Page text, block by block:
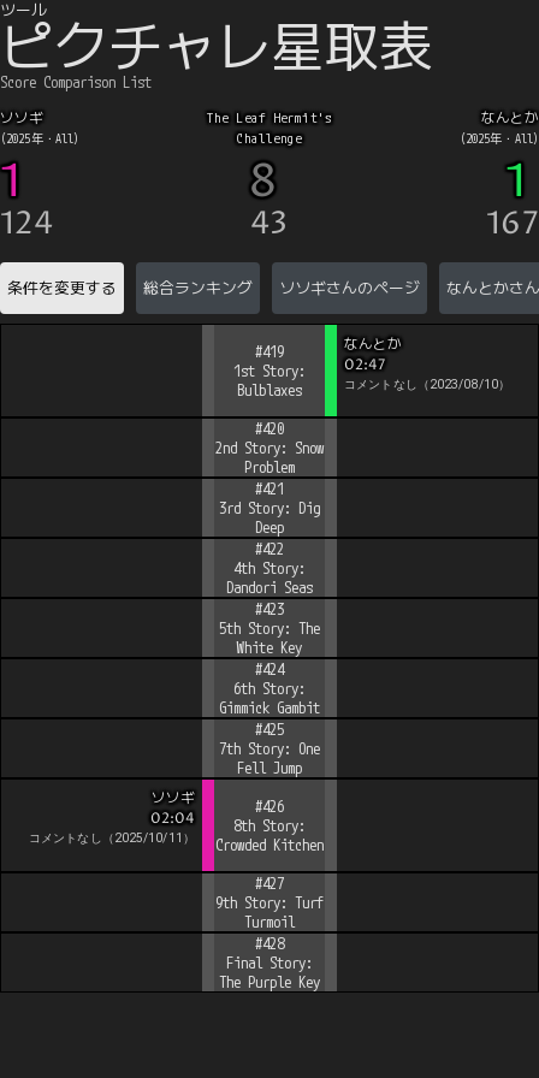
ツール
ピクチャレ星取表
Score Comparison List
ソソギ
(2025年・ All )
The Leaf Hermit's
Challenge
なんとか
(2025年・ All )
1
124
8
43
1
167
条件を変更する 総合ランキング ソソギさんのページ なんとかさ
#419
1st Story:
Bulblaxes
なんとか
02:47
コメントなし （2023/08/10）
#420
2nd Story: Snow
Problem
#421
3rd Story: Dig
Deep
#422
4th Story:
Dandori Seas
#423
5th Story: The
White Key
#424
6th Story:
Gimmick Gambit
#425
7th Story: One
Fell Jump
ソソギ
02:04
コメントなし （2025/10/11 ）
#426
8th Story:
Crowded Kitchen
#427
9th Story: Turf
Turmoil
#428
Final Story:
The Purple Key